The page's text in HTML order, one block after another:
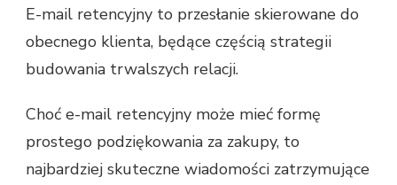
E-mail retencyjny to przesłanie skierowane do
obecnego klienta, będące częścią strategii
budowania trwalszych relacji.
Choć e-mail retencyjny może mieć formę
prostego podziękowania za zakupy, to
najbardziej skuteczne wiadomości zatrzymujące